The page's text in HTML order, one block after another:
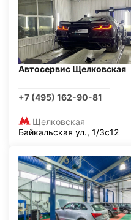
Автосервис Щелковская
+7 (495) 162-90-81
Щелковская
Байкальская ул., 1/3с12